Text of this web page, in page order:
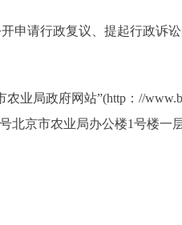
请行政复议、提起行政诉讼
局政府网站”(http：//
北京市农业局办公楼1号楼一